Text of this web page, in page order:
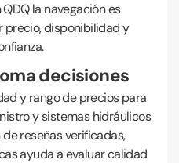
la navegación es
disponibilidad y
decisiones
y rango de precios para
y sistemas hidráulicos
reseñas verificadas,
ayuda a evaluar calidad